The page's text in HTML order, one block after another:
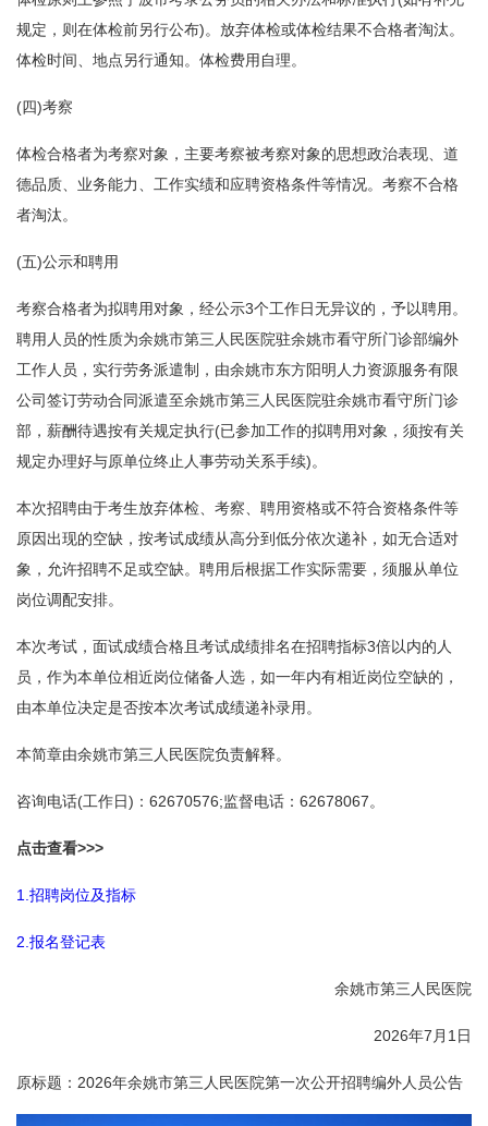
规定，则在体检前另行公布)。放弃体检或体检结果不合格者淘汰。
体检时间、地点另行通知。体检费用自理。
(四)考察
体检合格者为考察对象，主要考察被考察对象的思想政治表现、道
德品质、业务能力、工作实绩和应聘资格条件等情况。考察不合格
者淘汰。
(五)公示和聘用
考察合格者为拟聘用对象，经公示3个工作日无异议的，予以聘用。
聘用人员的性质为余姚市第三人民医院驻余姚市看守所门诊部编外
工作人员，实行劳务派遣制，由余姚市东方阳明人力资源服务有限
公司签订劳动合同派遣至余姚市第三人民医院驻余姚市看守所门诊
部，薪酬待遇按有关规定执行(已参加工作的拟聘用对象，须按有关
规定办理好与原单位终止人事劳动关系手续)。
本次招聘由于考生放弃体检、考察、聘用资格或不符合资格条件等
原因出现的空缺，按考试成绩从高分到低分依次递补，如无合适对
象，允许招聘不足或空缺。聘用后根据工作实际需要，须服从单位
岗位调配安排。
本次考试，面试成绩合格且考试成绩排名在招聘指标3倍以内的人
员，作为本单位相近岗位储备人选，如一年内有相近岗位空缺的，
由本单位决定是否按本次考试成绩递补录用。
本简章由余姚市第三人民医院负责解释。
咨询电话(工作日)：62670576;监督电话：62678067。
点击查看>>>
1.招聘岗位及指标
2.报名登记表
余姚市第三人民医院
2026年7月1日
原标题：2026年余姚市第三人民医院第一次公开招聘编外人员公告